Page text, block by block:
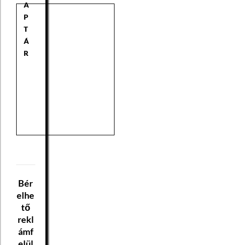
A
P
T
Á
R
Bér
elhe
tő
rekl
ámf